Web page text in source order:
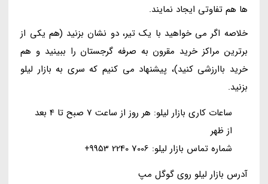
ها هم تفاوتی ایجاد نمایند.
خلاصه اگر می خواهید با یک تیر، دو نشان بزنید (هم یکی از
برترین مراکز خرید مقرون به صرفه گرجستان را ببینید و هم
خرید باارزشی کنید)، پیشنهاد می کنیم که سری به بازار لیلو
بزنید.
ساعات کاری بازار لیلو: هر روز از ساعت 7 صبح تا 4 بعد
از ظهر
شماره تماس بازار لیلو: 7006 2240 9953+
آدرس بازار لیلو روی گوگل مپ